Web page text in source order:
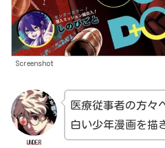
Screenshot
UNDER
医療従事者の方々
白い少年漫画を描